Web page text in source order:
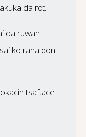
da rot.
da ruwan
ko rana don
tsaftace